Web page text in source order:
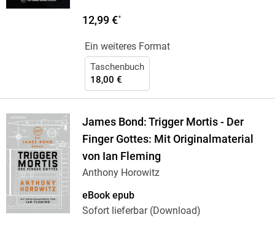
12,99 €*
Ein weiteres Format
Taschenbuch
18,00 €
James Bond: Trigger Mortis - Der
Finger Gottes: Mit Originalmaterial
von Ian Fleming
Anthony Horowitz
eBook epub
Sofort lieferbar (Download)